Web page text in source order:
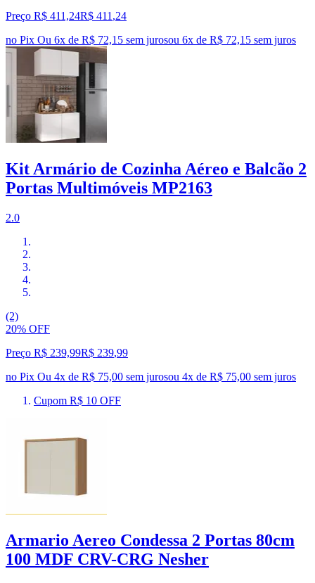
Preço R$ 411,24R$ 411 ,24
no Pix Ou 6x de R$ 72,15 sem jurosou 6x de R$ 72,15 sem juros
Kit Armário de Cozinha Aéreo e Balcão 2
Portas Multimóveis MP2163
2.0
(2)
20% OFF
Preço R$ 239,99R$ 239,99
no Pix Ou 4x de R$ 75,00 sem jurosou 4x de R$ 75,00 sem juros
Cupom R$ 10 OFF
Armario Aereo Condessa 2 Portas 80cm
100 MDF CRV-CRG Nesher